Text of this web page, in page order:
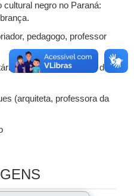
cultural negro no Paraná:
pedagogo, professor
como instrumentos de
(arquiteta, professora da